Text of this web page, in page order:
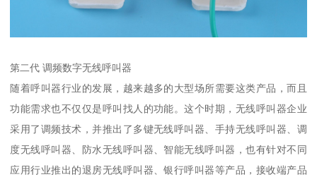
第二代 调频数字无线呼叫器
随着呼叫器行业的发展，越来越多的大型场所需要这类产品，而且
功能需求也不仅仅是呼叫找人的功能。这个时期，无线呼叫器企业
采用了调频技术，并推出了多键无线呼叫器、手持无线呼叫器、调
度无线呼叫器、防水无线呼叫器、智能无线呼叫器，也有针对不同
应用行业推出的退房无线呼叫器、银行呼叫器等产品，接收端产品